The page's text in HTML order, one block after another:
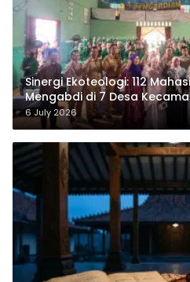
‎Sinergi Ekoteologi: 112
Mengabdi di 7 Desa
6 July 2026